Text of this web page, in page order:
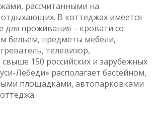
рассчитанными на
В коттеджах имеется
для проживания – кровати со
бельем, предметы мебели,
телевизор,
150 российских и зарубежных
Лебеди» располагает бассейном,
площадками, автопарковками